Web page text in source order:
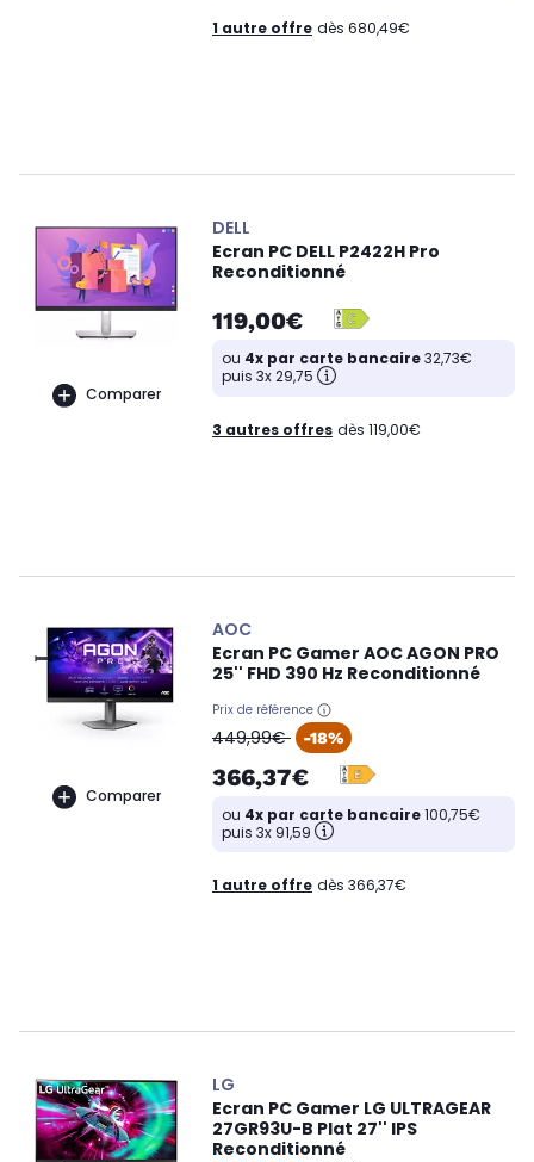
1 autre offre dès 680,49€
Comparer
DELL
Ecran PC DELL P2422H Pro
Reconditionné
119,00€
ou 4x par carte bancaire32,73€
puis 3x 29,75
3 autres offres dès 119,00€
Comparer
AOC
Ecran PC Gamer AOC AGON PRO
25'' FHD 390 Hz Reconditionné
Prix de référence
oldPrice
449,99€ -18%
366,37€
ou 4x par carte bancaire100,75€
puis 3x 91,59
1 autre offre dès 366,37€
LG
Ecran PC Gamer LG ULTRAGEAR
27GR93U-B Plat 27'' IPS
Reconditionné